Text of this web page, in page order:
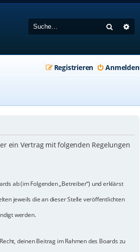
Suche
Anmelden
Registrieren
ein Vertrag mit folgenden Regelungen
ab (im Folgenden „Betreiber“) und erklärst
jeweils die an dieser Stelle veröffentlichten
werden.
deinen Beitrag im Rahmen des Boards zu